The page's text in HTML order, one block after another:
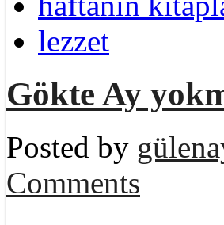
lezzet
Gökte Ay
Posted by
Comments